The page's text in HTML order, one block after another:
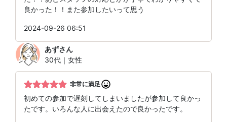
良かった！！また参加したいって思う
2024-09-26 06:51
あずさん
30代｜女性
非常に満足
初めての参加で遅刻してしまいましたが参加して良かっ
たです。いろんな人に出会えたので良かったです。